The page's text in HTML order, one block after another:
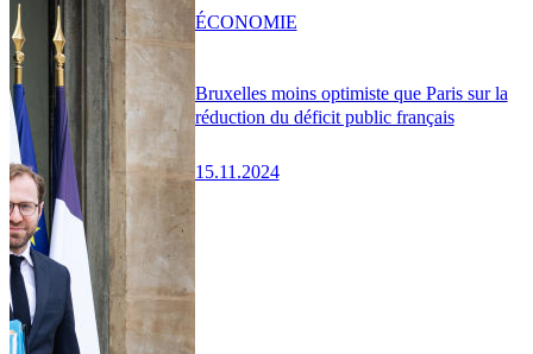
Bruxelles moins optimiste que Paris sur la
réduction du déficit public français
15.11.2024
ÉCONOMIE